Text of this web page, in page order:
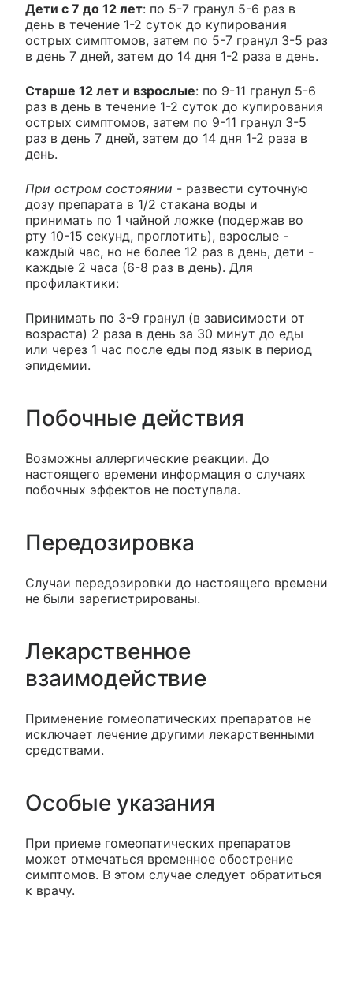
Дети с 7 до 12 лет: по 5-7 гранул 5-6 раз в
день в течение 1-2 суток до купирования
острых симптомов, затем по 5-7 гранул 3-5 раз
в день 7 дней, затем до 14 дня 1-2 раза в день.
Старше 12 лет и взрослые: по 9-11 гранул 5-6
раз в день в течение 1-2 суток до купирования
острых симптомов, затем по 9-11 гранул 3-5
раз в день 7 дней, затем до 14 дня 1-2 раза в
день.
При остром состоянии - развести суточную
дозу препарата в 1/2 стакана воды и
принимать по 1 чайной ложке (подержав во
рту 10-15 секунд, проглотить), взрослые -
каждый час, но не более 12 раз в день, дети -
каждые 2 часа (6-8 раз в день). Для
профилактики:
Принимать по 3-9 гранул (в зависимости от
возраста) 2 раза в день за 30 минут до еды
или через 1 час после еды под язык в период
эпидемии.
Побочные действия
Возможны аллергические реакции. До
настоящего времени информация о случаях
побочных эффектов не поступала.
Передозировка
Случаи передозировки до настоящего времени
не были зарегистрированы.
Лекарственное
взаимодействие
Применение гомеопатических препаратов не
исключает лечение другими лекарственными
средствами.
Особые указания
При приеме гомеопатических препаратов
может отмечаться временное обострение
симптомов. В этом случае следует обратиться
к врачу.